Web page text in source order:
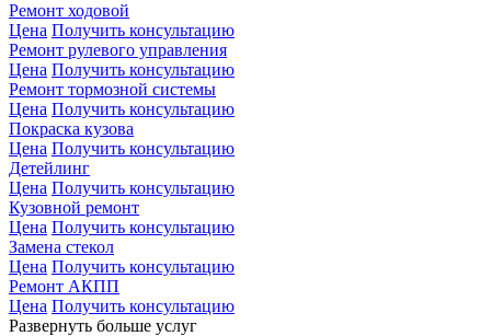
Ремонт ходовой
Цена Получить консультацию
Ремонт рулевого управления
Цена Получить консультацию
Ремонт тормозной системы
Цена Получить консультацию
Покраска кузова
Цена Получить консультацию
Детейлинг
Цена Получить консультацию
Кузовной ремонт
Цена Получить консультацию
Замена стекол
Цена Получить консультацию
Ремонт АКПП
Цена Получить консультацию
Развернуть больше услуг